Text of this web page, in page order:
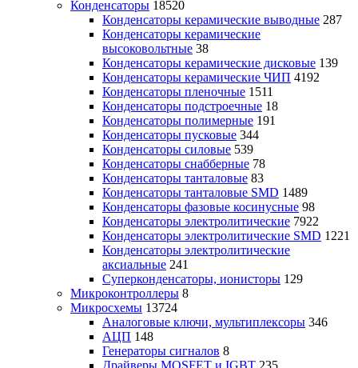
Конденсаторы 18520
Конденсаторы керамические выводные 287
Конденсаторы керамические
высоковольтные 38
Конденсаторы керамические дисковые 139
Конденсаторы керамические ЧИП 4192
Конденсаторы пленочные 1511
Конденсаторы подстроечные 18
Конденсаторы полимерные 191
Конденсаторы пусковые 344
Конденсаторы силовые 539
Конденсаторы снабберные 78
Конденсаторы танталовые 83
Конденсаторы танталовые SMD 1489
Конденсаторы фазовые косинусные 98
Конденсаторы электролитические 7922
Конденсаторы электролитические SMD 1221
Конденсаторы электролитические
аксиальные 241
Суперконденсаторы, ионисторы 129
Микроконтроллеры 8
Микросхемы 13724
Аналоговые ключи, мультиплексоры 346
АЦП 148
Генераторы сигналов 8
Драйверы MOSFET и IGBT 235